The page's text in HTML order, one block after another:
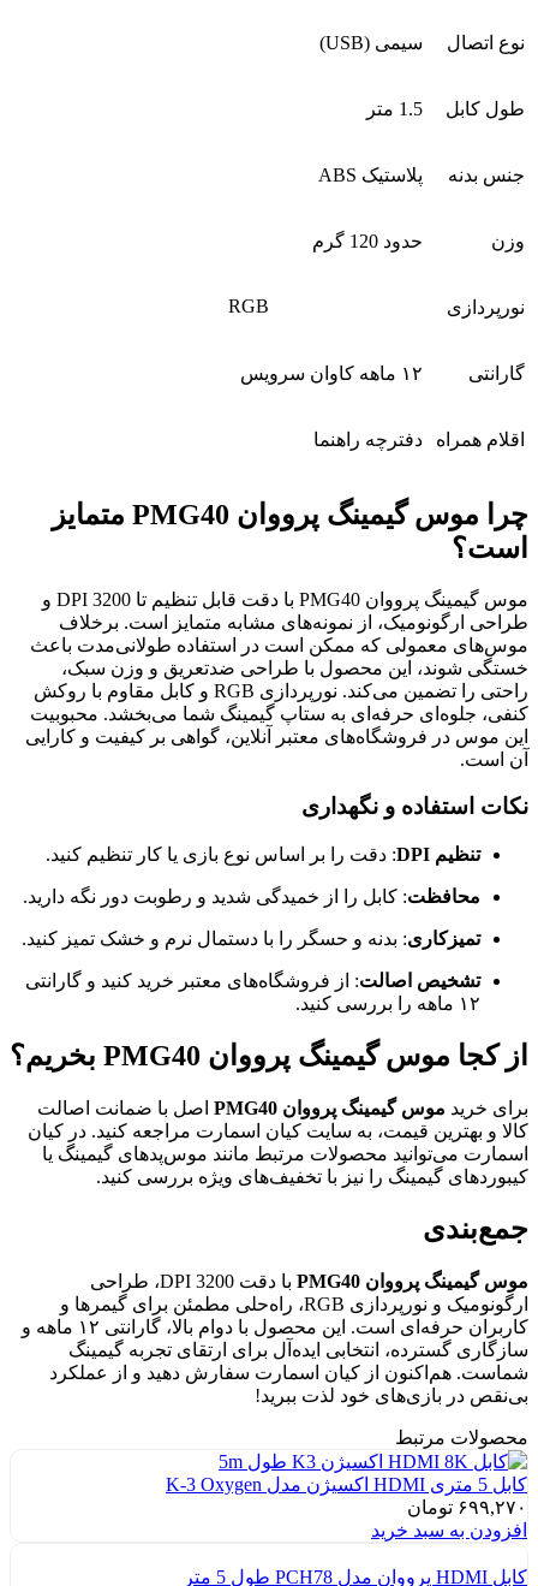
نوع اتصال سیمی (USB)
طول کابل 1.5 متر
جنس بدنه پلاستیک ABS
وزن حدود 120 گرم
نورپردازی RGB
گارانتی ۱۲ ماهه کاوان سرویس
اقلام همراه دفترچه راهنما
چرا موس گیمینگ پرووان PMG40 متمایز
است؟
موس گیمینگ پرووان PMG40 با دقت قابل تنظیم تا 3200 DPI و
طراحی ارگونومیک، از نمونه‌های مشابه متمایز است. برخلاف
موس‌های معمولی که ممکن است در استفاده طولانی‌مدت باعث
خستگی شوند، این محصول با طراحی ضدتعریق و وزن سبک،
راحتی را تضمین می‌کند. نورپردازی RGB و کابل مقاوم با روکش
کنفی، جلوه‌ای حرفه‌ای به ستاپ گیمینگ شما می‌بخشد. محبوبیت
این موس در فروشگاه‌های معتبر آنلاین، گواهی بر کیفیت و کارایی
آن است.
نکات استفاده و نگهداری
تنظیم DPI : دقت را بر اساس نوع بازی یا کار تنظیم کنید.
محافظت: کابل را از خمیدگی شدید و رطوبت دور نگه دارید.
تمیزکاری: بدنه و حسگر را با دستمال نرم و خشک تمیز کنید.
تشخیص اصالت: از فروشگاه‌های معتبر خرید کنید و گارانتی
۱۲ ماهه را بررسی کنید.
از کجا موس گیمینگ پرووان PMG40 بخریم؟
برای خرید موس گیمینگ پرووان PMG40
اصل با ضمانت اصالت
کالا و بهترین قیمت، به سایت کیان اسمارت مراجعه کنید. در کیان
اسمارت می‌توانید محصولات مرتبط مانند موس‌پدهای گیمینگ یا
کیبوردهای گیمینگ را نیز با تخفیف‌های ویژه بررسی کنید.
جمع‌بندی
موس گیمینگ پرووان PMG40
با دقت 3200 DPI، طراحی
ارگونومیک و نورپردازی RGB، راه‌حلی مطمئن برای گیمرها و
کاربران حرفه‌ای است. این محصول با دوام بالا، گارانتی ۱۲ ماهه و
سازگاری گسترده، انتخابی ایده‌آل برای ارتقای تجربه گیمینگ
شماست. هم‌اکنون از کیان اسمارت سفارش دهید و از عملکرد
بی‌نقص در بازی‌های خود لذت ببرید!
محصولات مرتبط
کابل 5 متری HDMI اکسیژن مدل K-3 Oxygen
۶۹۹,۲۷۰ تومان
افزودن به سبد خرید
کابل HDMI پرووان مدل PCH78 طول 5 متر